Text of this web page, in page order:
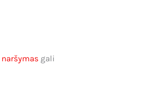
naršymas gali